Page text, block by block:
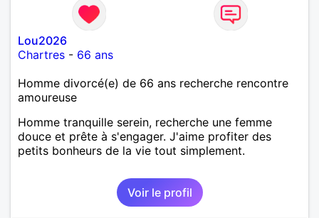
Lou2026
Chartres - 66 ans
Homme divorcé(e) de 66 ans recherche rencontre
amoureuse
Homme tranquille serein, recherche une femme
douce et prête à s'engager. J'aime profiter des
petits bonheurs de la vie tout simplement.
Voir le profil